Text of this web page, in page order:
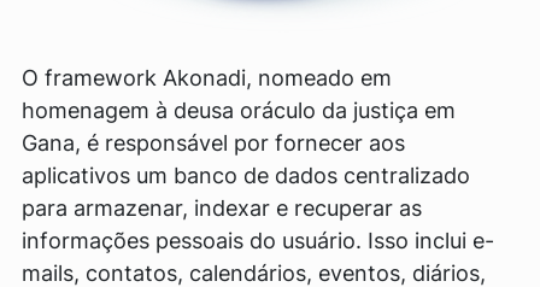
O framework Akonadi, nomeado em
homenagem à deusa oráculo da justiça em
Gana, é responsável por fornecer aos
aplicativos um banco de dados centralizado
para armazenar, indexar e recuperar as
informações pessoais do usuário. Isso inclui e-
mails, contatos, calendários, eventos, diários,